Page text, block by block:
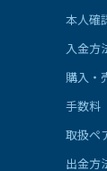
本人確
入金方
購入・
手数料
取扱ペ
出金方